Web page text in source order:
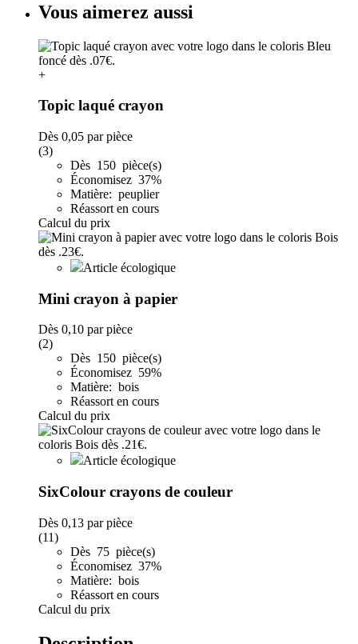
Vous aimerez aussi
+
Topic laqué crayon
Dès 0,05 par pièce
(3)
Dès 150 pièce(s)
Économisez 37%
Matière: peuplier
Réassort en cours
Calcul du prix
Article écologique
Mini crayon à papier
Dès 0,10 par pièce
(2)
Dès 150 pièce(s)
Économisez 59%
Matière: bois
Réassort en cours
Calcul du prix
Article écologique
SixColour crayons de couleur
Dès 0,13 par pièce
(11)
Dès 75 pièce(s)
Économisez 37%
Matière: bois
Réassort en cours
Calcul du prix